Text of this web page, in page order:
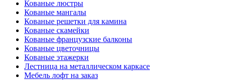
Кованые люстры
Кованые мангалы
Кованые решетки для камина
Кованые скамейки
Кованые французские балконы
Кованые цветочницы
Кованые этажерки
Лестница на металлическом каркасе
Мебель лофт на заказ